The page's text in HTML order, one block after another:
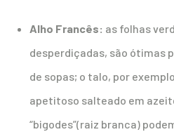
Alho Francês: as folhas
desperdiçadas, são ótimas
de sopas; o talo, por
apetitoso salteado em
“bigodes”(raiz branca)